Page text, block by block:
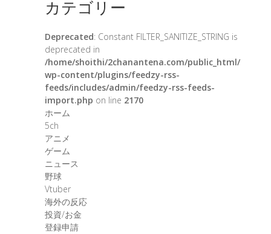
カテゴリー
Deprecated: Constant FILTER_SANITIZE_STRING is
deprecated in
/home/shoithi/2chanantena.com/public_html/
wp-content/plugins/feedzy-rss-
feeds/includes/admin/feedzy-rss-feeds-
import.php on line 2170
ホーム
5ch
アニメ
ゲーム
ニュース
野球
Vtuber
海外の反応
投資/お金
登録申請